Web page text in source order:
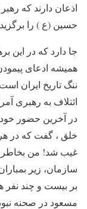
اذعان دارند که
حسین (ع ) را
جا دارد که در این
همیشه ادعای
ننگ تاریخ ایران
در آخرین حضور
خلق ، گفت که در هر
غیب شد! من بخاطر
سازمان، زیر
بر بیست و چند نفر
مسعود در صحنه